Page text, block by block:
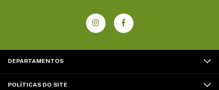
DEPARTAMENTOS
POLÍTICAS DO SITE